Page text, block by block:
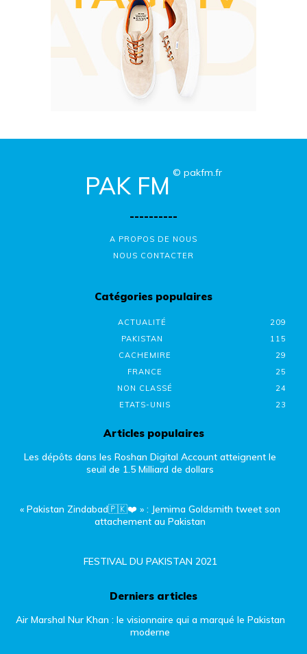
PAK FM © pakfm.fr
----------
A PROPOS DE NOUS
NOUS CONTACTER
Catégories populaires
ACTUALITÉ
209
PAKISTAN
115
CACHEMIRE
29
FRANCE
25
NON CLASSÉ
24
ETATS-UNIS
23
Articles populaires
Les dépôts dans les Roshan Digital Account atteignent le
seuil de 1.5 Milliard de dollars
« Pakistan Zindabad🇵🇰❤️ » : Jemima Goldsmith tweet son
attachement au Pakistan
FESTIVAL DU PAKISTAN 2021
Derniers articles
Air Marshal Nur Khan : le visionnaire qui a marqué le Pakistan
moderne